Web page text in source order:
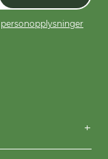
personopplysninger